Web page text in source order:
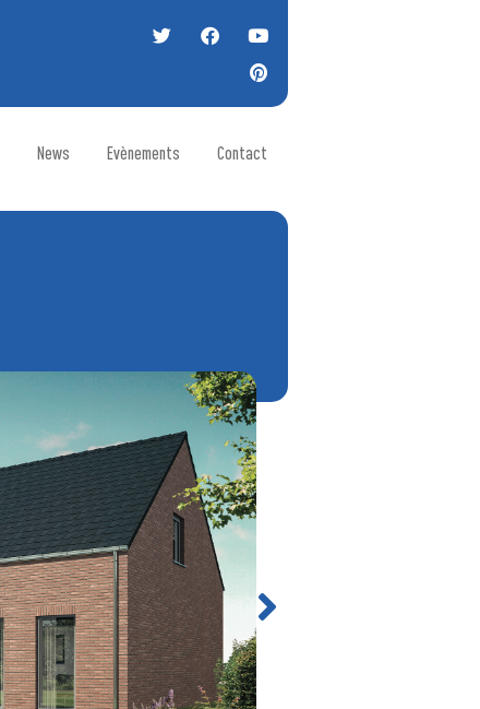
News Evènements Contact